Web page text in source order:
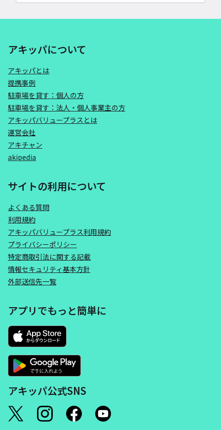
アキッパについて
アキッパとは
提携事例
駐車場を貸す：個人の方
駐車場を貸す：法人・個人事業主の方
アキッパバリュープラスとは
運営会社
アキチャン
akipedia
サイトの利用について
よくある質問
利用規約
アキッパバリュープラス利用規約
プライバシーポリシー
特定商取引法に関する記載
情報セキュリティ基本方針
外部送信先一覧
アプリでもっと簡単に
アキッパ公式SNS